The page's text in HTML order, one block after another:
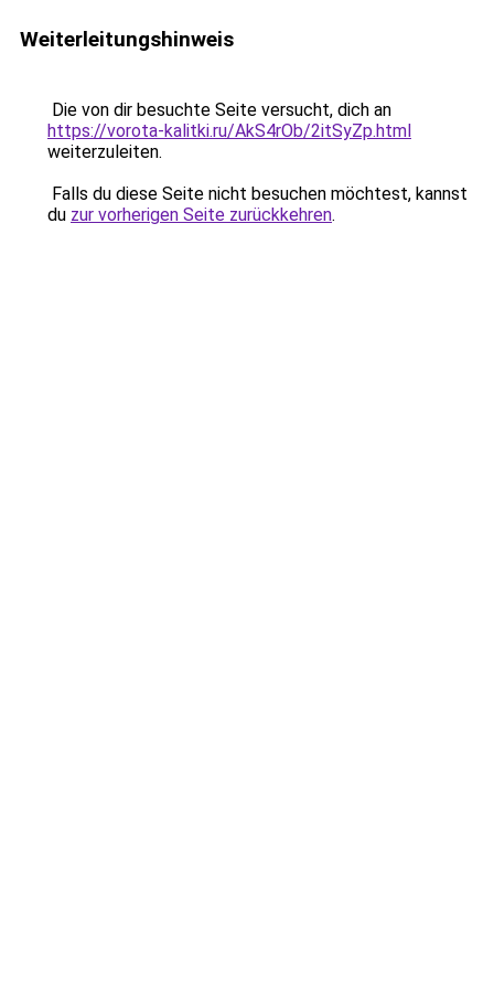
Weiterleitungshinweis
Die von dir besuchte Seite versucht, dich an
https://vorota-kalitki.ru/AkS4rOb/2itSyZp.html
weiterzuleiten.
Falls du diese Seite nicht besuchen möchtest, kannst
du zur vorherigen Seite zurückkehren.